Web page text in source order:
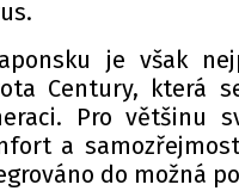
je však
Century, která
Pro většinu
a
do možná